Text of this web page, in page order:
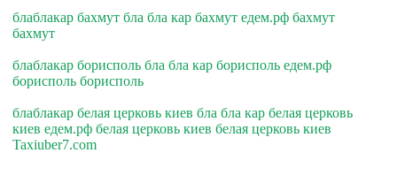
блаблакар бахмут бла бла кар бахмут едем.рф бахмут
бахмут
блаблакар борисполь бла бла кар борисполь едем.рф
борисполь борисполь
блаблакар белая церковь киев бла бла кар белая церковь
киев едем.рф белая церковь киев белая церковь киев
Taxiuber7.com